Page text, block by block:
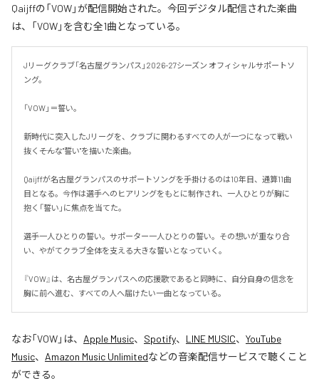
Qaijffの「VOW」が配信開始された。今回デジタル配信された楽曲
は、「VOW」を含む全1曲となっている。
Jリーグクラブ「名古屋グランパス」2026-27シーズン オフィシャルサポートソ
ング。
「VOW」＝誓い。
新時代に突入したJリーグを、クラブに関わるすべての人が一つになって戦い
抜く――そんな"誓い"を描いた楽曲。
Qaijffが名古屋グランパスのサポートソングを手掛けるのは10年目、通算11曲
目となる。今作は選手へのヒアリングをもとに制作され、一人ひとりが胸に
抱く「誓い」に焦点を当てた。
選手一人ひとりの誓い。サポーター一人ひとりの誓い。その想いが重なり合
い、やがてクラブ全体を支える大きな誓いとなっていく。
『VOW』は、名古屋グランパスへの応援歌であると同時に、自分自身の信念を
胸に前へ進む、すべての人へ届けたい一曲となっている。
なお「VOW」は、 Apple Music、 Spotify、 LINE MUSIC、 YouTube
Music、 Amazon Music Unlimitedなどの音楽配信サービスで聴くこと
ができる。